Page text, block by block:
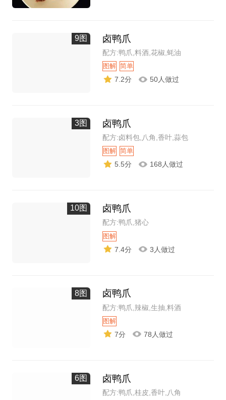
9图 卤鸭爪
配方:鸭爪,料酒,花椒,蚝油
图解 简单
7.2分 50人做过
3图 卤鸭爪
配方:卤料包,八角,香叶,蒜包
图解 简单
5.5分 168人做过
10图 卤鸭爪
配方:鸭爪,猪心
图解
7.4分 3人做过
8图 卤鸭爪
配方:鸭爪,辣椒,生抽,料酒
图解
7分 78人做过
6图 卤鸭爪
配方:鸭爪,桂皮,香叶,八角